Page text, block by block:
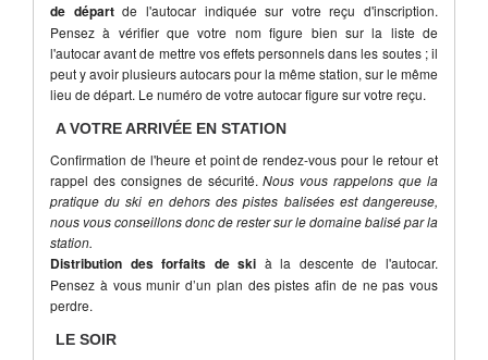
de départde l'autocar indiquée sur votre reçu d'inscription.
Pensez à vérifier que votre nom figure bien sur la liste de
l'autocar avant de mettre vos effets personnels dans les soutes ; il
peut y avoir plusieurs autocars pour la même station, sur le même
lieu de départ. Le numéro de votre autocar figure sur votre reçu.
A VOTRE ARRIVÉE EN STATION
Confirmation de l'heure et point de rendez-vous pour le retour et
rappel des consignes de sécurité.Nous vous rappelons que la
pratique du ski en dehors des pistes balisées est dangereuse,
nous vous conseillons donc de rester sur le domaine balisé par la
station.
Distribution des forfaits de ski à la descente de l'autocar.
Pensez à vous munir d’un plan des pistes afin de ne pas vous
perdre.
LE SOIR